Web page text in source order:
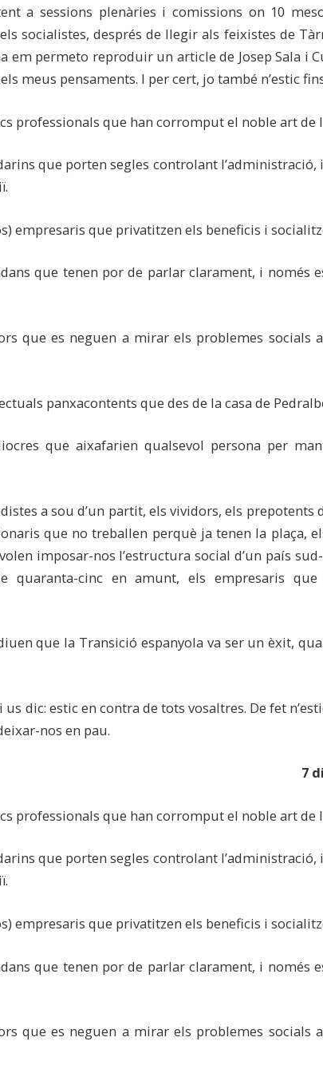
a sessions plenàries i comissions on 10
socialistes, després de llegir als feixistes de
em permeto reproduir un article de Josep Sala i
meus pensaments. I per cert, jo també n’estic
professionals que han corromput el noble art de
que porten segles controlant
empresaris que privatitzen els beneficis i
que tenen por de parlar clarament, i només
que es neguen a mirar els problemes socials
panxacontents que des de la casa de
que aixafarien qualsevol persona per
a sou d’un partit, els vividors, els prepotents
que no treballen perquè ja tenen la plaça,
imposar-nos l’estructura social d’un país
quaranta-cinc en amunt, els empresaris
que la Transició espanyola va ser un èxit,
us dic: estic en contra de tots vosaltres. De fet
nos en pau.
7
professionals que han corromput el noble art de
que porten segles controlant
empresaris que privatitzen els beneficis i
que tenen por de parlar clarament, i només
que es neguen a mirar els problemes socials